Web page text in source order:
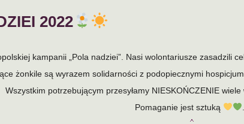
2022
kampanii „Pola nadziei”. Nasi wolontariusze zasadzili
żonkile są wyrazem solidarności z podopiecznymi
Wszystkim potrzebującym przesyłamy NIESKOŃCZENIE
Pomaganie jest sztuką